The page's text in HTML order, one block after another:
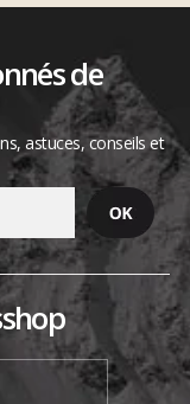
de
astuces, conseils et